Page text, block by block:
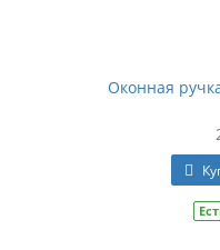
Оконная